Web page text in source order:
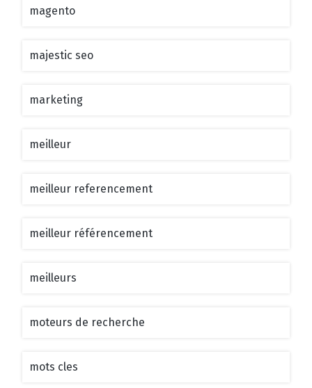
magento
majestic seo
marketing
meilleur
meilleur referencement
meilleur référencement
meilleurs
moteurs de recherche
mots cles